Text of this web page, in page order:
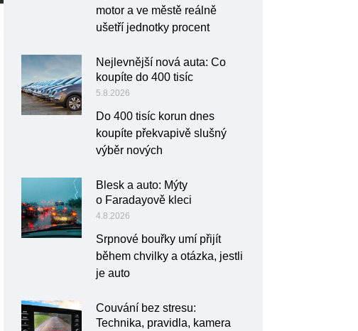
motor a ve městě reálně
ušetří jednotky procent
Nejlevnější nová auta: Co
koupíte do 400 tisíc
5.8.2026
Do 400 tisíc korun dnes
koupíte překvapivě slušný
výběr nových
Blesk a auto: Mýty
o Faradayově kleci
4.8.2026
Srpnové bouřky umí přijít
během chvilky a otázka, jestli
je auto
Couvání bez stresu:
Technika, pravidla, kamera